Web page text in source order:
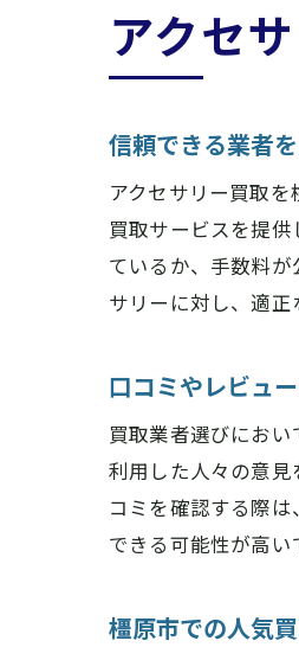
アクセ
信頼できる業者
アクセサリー買取
買取サービスを提
ているか、手数料
サリーに対し、適正
口コミやレビュ
買取業者選びにお
利用した人々の意
コミを確認する際
できる可能性が高い
橿原市での人気